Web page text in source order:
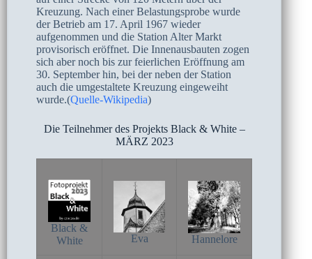
Kreuzung. Nach einer Belastungsprobe wurde
der Betrieb am 17. April 1967 wieder
aufgenommen und die Station Alter Markt
provisorisch eröffnet. Die Innenausbauten zogen
sich aber noch bis zur feierlichen Eröffnung am
30. September hin, bei der neben der Station
auch die umgestaltete Kreuzung eingeweiht
wurde.(Quelle-Wikipedia)
Die Teilnehmer des Projekts Black & White –
MÄRZ 2023
Black &
White
Eva Hannelore